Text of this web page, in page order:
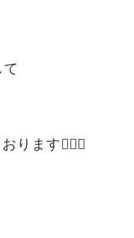
ります🙇‍♀️✨